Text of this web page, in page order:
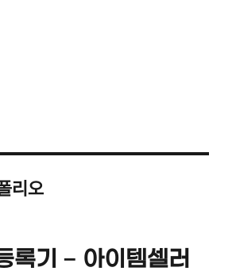
리오
록기 – 아이템셀러